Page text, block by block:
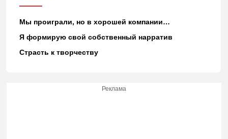
Мы проиграли, но в хорошей компании…
Я формирую свой собственный нарратив
Страсть к творчеству
Реклама